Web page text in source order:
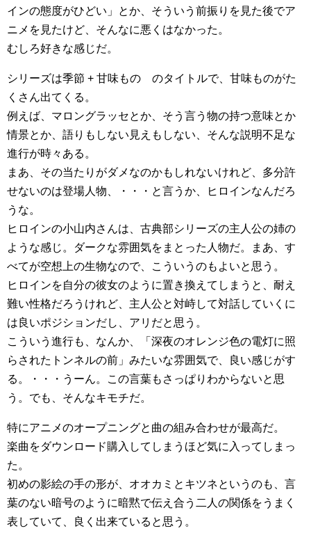
インの態度がひどい」とか、そういう前振りを見た後でア
ニメを見たけど、そんなに悪くはなかった。
むしろ好きな感じだ。
シリーズは季節 + 甘味もの のタイトルで、甘味ものがた
くさん出てくる。
例えば、マロングラッセとか、そう言う物の持つ意味とか
情景とか、語りもしない見えもしない、そんな説明不足な
進行が時々ある。
まあ、その当たりがダメなのかもしれないけれど、多分許
せないのは登場人物、・・・と言うか、ヒロインなんだろ
うな。
ヒロインの小山内さんは、古典部シリーズの主人公の姉の
ような感じ。ダークな雰囲気をまとった人物だ。まあ、す
べてが空想上の生物なので、こういうのもよいと思う。
ヒロインを自分の彼女のように置き換えてしまうと、耐え
難い性格だろうけれど、主人公と対峙して対話していくに
は良いポジションだし、アリだと思う。
こういう進行も、なんか、「深夜のオレンジ色の電灯に照
らされたトンネルの前」みたいな雰囲気で、良い感じがす
る。・・・うーん。この言葉もさっぱりわからないと思
う。でも、そんなキモチだ。
特にアニメのオープニングと曲の組み合わせが最高だ。
楽曲をダウンロード購入してしまうほど気に入ってしまっ
た。
初めの影絵の手の形が、オオカミとキツネというのも、言
葉のない暗号のように暗黙で伝え合う二人の関係をうまく
表していて、良く出来ていると思う。